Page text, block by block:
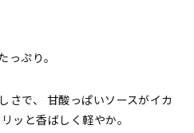
っぷり。
さで、 甘酸っぱいソースがイカ
ッと香ばしく軽やか。